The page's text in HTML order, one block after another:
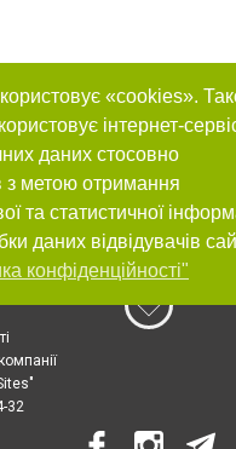
«cookies».
інтернет-
даних стосовно
з метою отримання
та статистичної
даних відвідувачів
конфіденційності"
32